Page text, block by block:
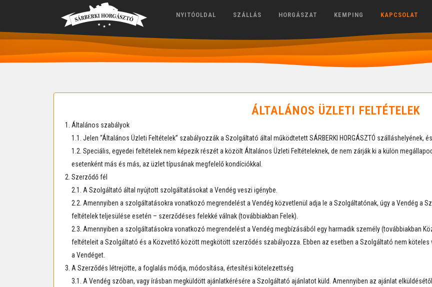
NYITÓOLDAL SZÁLLÁS HORGÁSZAT KEMPING KAPCSOLAT
ÁLTALÁNOS ÜZLETI FELTÉTELEK
Általános szabályok
1.1. Jelen “Általános Üzleti Feltételek” szabályozzák a Szolgáltató által működtetett SÁRBERKI HORGÁSZTÓ szálláshelyének,
1.2. Speciális, egyedei feltételek nem képezik részét a közölt Általános Üzleti Feltételeknek, de nem zárják ki a külön
esetenként más és más, az üzlet típusának megfelelő kondíciókkal.
Szerződő fél
2.1. A Szolgáltató által nyújtott szolgáltatásokat a Vendég veszi igénybe.
2.2. Amennyiben a szolgáltatásokra vonatkozó megrendelést a Vendég közvetlenül adja le a Szolgáltatónak, úgy a Vendég a
feltételek teljesülése esetén – szerződéses felekké válnak (továbbiakban Felek).
2.3. Amennyiben a szolgáltatásokra vonatkozó megrendelést a Vendég megbízásából egy harmadik személy (továbbiakban
feltételeit a Szolgáltató és a Közvetítő között megkötött szerződés szabályozza. Ebben az esetben a Szolgáltató nem
a Vendéget.
A Szerződés létrejötte, a foglalás módja, módosítása, értesítési kötelezettség
3.1. A Vendég szóban, vagy írásban megküldött ajánlatkérésére a Szolgáltató ajánlatot küld. Amennyiben az ajánlat